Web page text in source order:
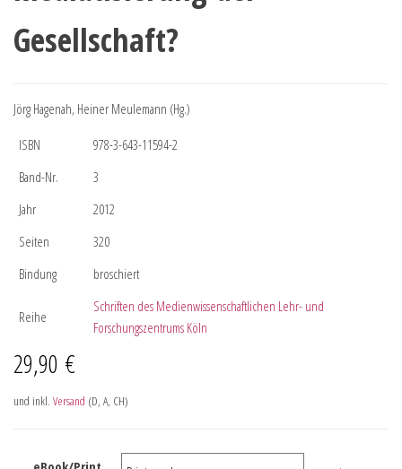
Gesellschaft?
Jörg Hagenah, Heiner Meulemann (Hg.)
ISBN
978-3-643-11594-2
Band-Nr.
3
Jahr
2012
Seiten
320
Bindung
broschiert
Reihe
Schriften des Medienwissenschaftlichen Lehr- und
Forschungszentrums Köln
29,90 €
und inkl. Versand (D, A, CH)